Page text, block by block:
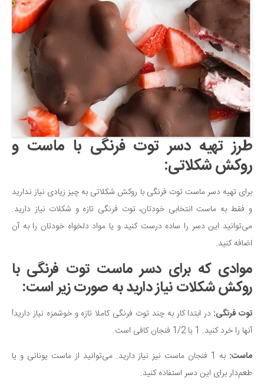
فرهنگ و هنر
سینما و تئاتر
تلویزیون
موسیقی
چهره‌ها
عکاسی و هنرهای تجسمی
کتاب و کتاب‌خوانی
تاریخ
معماری
علمی
فناوری‌ها
نجوم و هوا فضا
زمین و محیط زیست
خودرو
سرگرمی
دانستنی‌ها
بازی
فال
طرز تهیه دسر توت فرنگی با ماست و
روکش شکلاتی:
برای تهیه دسر ماست توت فرنگی با روکش شکلاتی به چیز زیادی نیاز ندارید
و فقط به ماست انتخابی خودتان، توت فرنگی تازه و شکلات نیاز دارید.
می‌‌توانید این دسر را ساده درست کنید و یا مواد دلخواه خودتان را به آن
اضافه کنید.
موادی که برای دسر ماست توت فرنگی با
روکش شکلات نیاز دارید به صورت زیر است:
توت فرنگی: در ابتدا کار به چند توت فرنگی کاملا تازه و خوشمزه نیاز دارید!
آنها را خرد کنید. 1 یا 1/2 فنجان کافی است.
ماست:
به 1 فنجان ماست نیز نیاز دارید. می‌توانید از ماست یونانی و یا
طعم‌دار برای این دسر استفاده کنید.